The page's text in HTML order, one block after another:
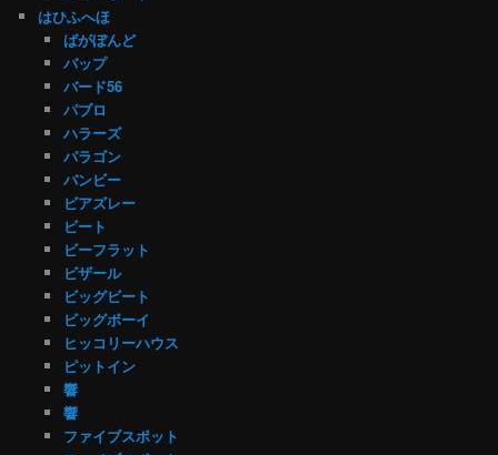
はひふへほ
ばがぼんど
バップ
バード56
パブロ
ハラーズ
パラゴン
バンビー
ビアズレー
ビート
ビーフラット
ビザール
ビッグビート
ビッグボーイ
ヒッコリーハウス
ピットイン
響
響
ファイブスポット